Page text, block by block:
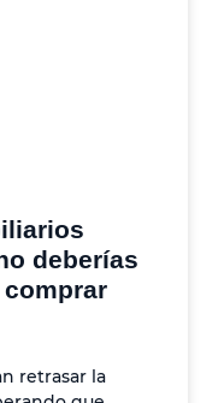
deberías
comprar
retrasar la